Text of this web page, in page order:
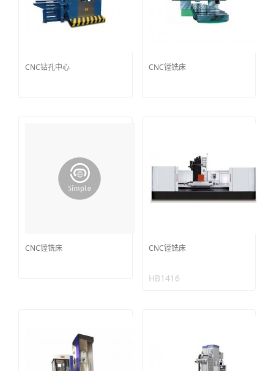
CNC钻孔中心 CNC镗铣床
CNC镗铣床 CNC镗铣床
HB1416